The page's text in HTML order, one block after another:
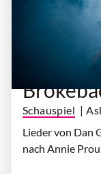
Donnerstag,
Schauspiel |
Lieder von Dan
nach Annie